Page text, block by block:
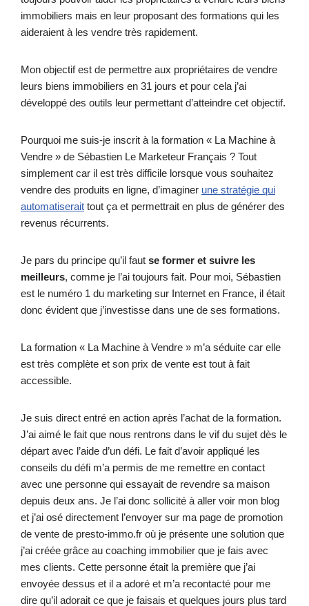
immobiliers mais en leur proposant des formations qui les
aideraient à les vendre très rapidement.
Mon objectif est de permettre aux propriétaires de vendre
leurs biens immobiliers en 31 jours et pour cela j’ai
développé des outils leur permettant d’atteindre cet objectif.
Pourquoi me suis-je inscrit à la formation « La Machine à
Vendre » de Sébastien Le Marketeur Français ? Tout
simplement car il est très difficile lorsque vous souhaitez
vendre des produits en ligne, d’imaginer une stratégie qui
automatiserait tout ça et permettrait en plus de générer des
revenus récurrents.
Je pars du principe qu’il faut se former et suivre les
meilleurs, comme je l’ai toujours fait. Pour moi, Sébastien
est le numéro 1 du marketing sur Internet en France, il était
donc évident que j’investisse dans une de ses formations.
La formation « La Machine à Vendre » m’a séduite car elle
est très complète et son prix de vente est tout à fait
accessible.
Je suis direct entré en action après l’achat de la formation.
J’ai aimé le fait que nous rentrons dans le vif du sujet dès le
départ avec l’aide d’un défi. Le fait d’avoir appliqué les
conseils du défi m’a permis de me remettre en contact
avec une personne qui essayait de revendre sa maison
depuis deux ans. Je l’ai donc sollicité à aller voir mon blog
et j’ai osé directement l’envoyer sur ma page de promotion
de vente de presto-immo.fr où je présente une solution que
j’ai créée grâce au coaching immobilier que je fais avec
mes clients. Cette personne était la première que j’ai
envoyée dessus et il a adoré et m’a recontacté pour me
dire qu’il adorait ce que je faisais et quelques jours plus tard